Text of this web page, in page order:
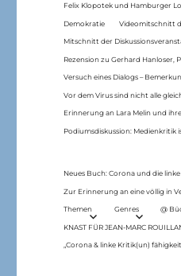
Felix Klopotek und Hamburger
Demokratie Videomitschnitt
Mitschnitt der
Rezension zu Gerhard Hanloser,
Versuch eines Dialogs –
Vor dem Virus sind nicht alle
Erinnerung an Lara Melin und
Podiumsdiskussion: Medienkritik
Neues Buch: Corona und die
Zur Erinnerung an eine völlig in
Themen Genres @
KNAST FÜR JEAN-MARC
„Corona & linke Kritik(un)